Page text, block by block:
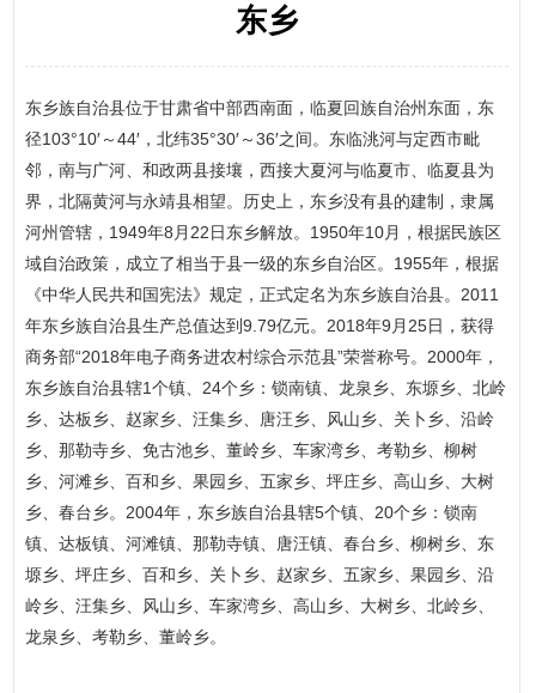
东乡
东乡族自治县位于甘肃省中部西南面，临夏回族自治州东面，东
径103°10′～44′，北纬35°30′～36′之间。东临洮河与定西市毗
邻，南与广河、和政两县接壤，西接大夏河与临夏市、临夏县为
界，北隔黄河与永靖县相望。历史上，东乡没有县的建制，隶属
河州管辖，1949年8月22日东乡解放。1950年10月，根据民族区
域自治政策，成立了相当于县一级的东乡自治区。1955年，根据
《中华人民共和国宪法》规定，正式定名为东乡族自治县。2011
年东乡族自治县生产总值达到9.79亿元。2018年9月25日，获得
商务部“2018年电子商务进农村综合示范县”荣誉称号。2000年，
东乡族自治县辖1个镇、24个乡：锁南镇、龙泉乡、东塬乡、北岭
乡、达板乡、赵家乡、汪集乡、唐汪乡、风山乡、关卜乡、沿岭
乡、那勒寺乡、免古池乡、董岭乡、车家湾乡、考勒乡、柳树
乡、河滩乡、百和乡、果园乡、五家乡、坪庄乡、高山乡、大树
乡、春台乡。2004年，东乡族自治县辖5个镇、20个乡：锁南
镇、达板镇、河滩镇、那勒寺镇、唐汪镇、春台乡、柳树乡、东
塬乡、坪庄乡、百和乡、关卜乡、赵家乡、五家乡、果园乡、沿
岭乡、汪集乡、风山乡、车家湾乡、高山乡、大树乡、北岭乡、
龙泉乡、考勒乡、董岭乡。